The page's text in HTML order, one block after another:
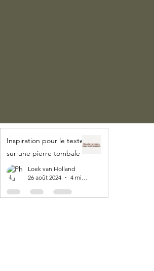
Inspiration pour le texte
sur une pierre tombale
Loek van Holland
26 août 2024
4 min de lecture